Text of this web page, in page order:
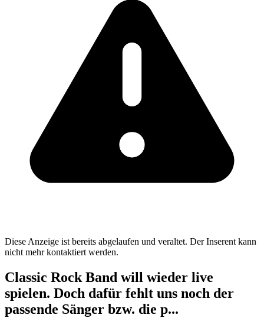
Diese Anzeige ist bereits abgelaufen und veraltet. Der Inserent kann
nicht mehr kontaktiert werden.
Classic Rock Band will wieder live
spielen. Doch dafür fehlt uns noch der
passende Sänger bzw. die p...